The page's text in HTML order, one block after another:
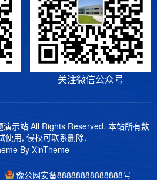
关注微信公众号
示站 All Rights Reserved. 本站所有数
使用, 侵权可联系删除.
ByXinTheme
豫公网安备88888888888888号